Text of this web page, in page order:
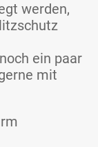
werden,
ein paar
mit